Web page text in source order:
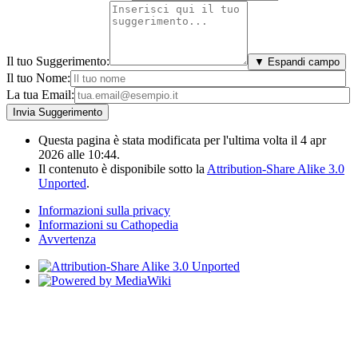
Il tuo Suggerimento: ▼ Espandi campo
Il tuo Nome:
La tua Email:
Questa pagina è stata modificata per l'ultima volta il 4 apr
2026 alle 10:44.
Il contenuto è disponibile sotto la Attribution-Share Alike 3.0
Unported.
Informazioni sulla privacy
Informazioni su Cathopedia
Avvertenza